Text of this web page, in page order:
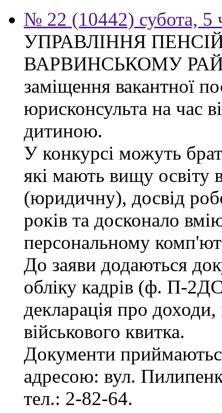
№ 22 (10442) субота, 5
УПРАВЛІННЯ
ВАРВИНСЬКОМУ
заміщення вакантної
юрисконсульта на час
дитиною.
У конкурсі можуть
які мають вищу освіту
(юридичну), досвід
років та досконало
персональному
До заяви додаються
обліку кадрів (ф. П-
декларація про доходи,
військового квитка.
Документи
адресою: вул.
тел.: 2-82-64.